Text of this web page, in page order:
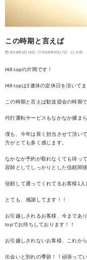
この時期と言えば
2018年3月19日 2018年4月17日 片岡
Hill topの片岡です！
Hill topは2連休の定休日を頂いてま
この時期と言えば歓送迎会の時期で
代行運転サービスもなかなか捕ま
僕も、今年は長く担当させて頂い
方がとても多く感じます。
なかなか予約が取れなくても待っ
容師としてしっかりとした信頼関
信頼して通ってくれてるお客様1
とても、感謝してます！！
お引越しされるお客様、今まであ
topでお待ちしております！！
お引越しされないお客様、これか
出会いと別れの季節！！頑張って